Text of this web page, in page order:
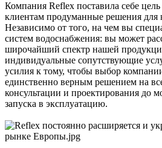
Компания Reflex поставила себе
клиентам продуманные решения для
Независимо от того, на чем вы
систем водоснабжения: вы может
широчайший спектр нашей
индивидуальные сопутствующие
усилия к тому, чтобы выбор
единственно верным решением на
консультации и проектирования до
запуска в эксплуатацию.